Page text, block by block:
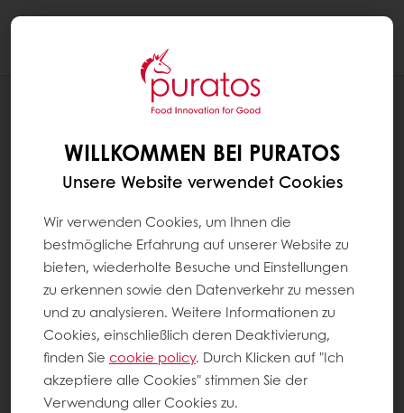
REZEPTE
WILLKOMMEN BEI PURATOS
Unsere Website verwendet Cookies
Wir verwenden Cookies, um Ihnen die
bestmögliche Erfahrung auf unserer Website zu
bieten, wiederholte Besuche und Einstellungen
zu erkennen sowie den Datenverkehr zu messen
und zu analysieren. Weitere Informationen zu
Cookies, einschließlich deren Deaktivierung,
finden Sie cookie policy. Durch Klicken auf "Ich
akzeptiere alle Cookies" stimmen Sie der
Verwendung aller Cookies zu.